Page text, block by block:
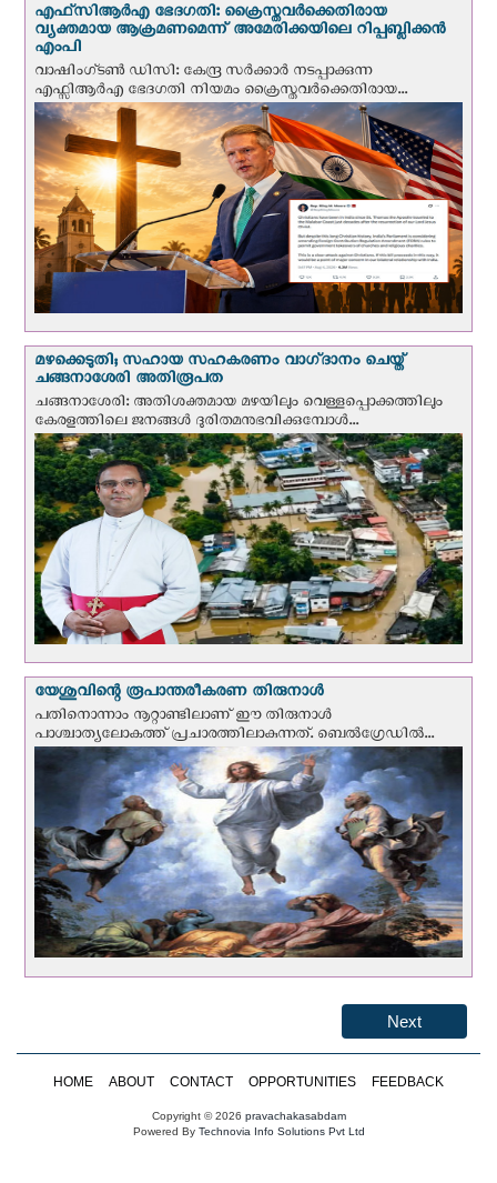
എഫ്‌സി‌ആര്‍‌എ ഭേദഗതി: ക്രൈസ്തവർക്കെതിരായ
വ്യക്തമായ ആക്രമണമെന്ന് അമേരിക്കയിലെ റിപ്പബ്ലിക്കൻ
എംപി
വാഷിംഗ്ടണ്‍ ഡി‌സി: കേന്ദ്ര സർക്കാർ നടപ്പാക്കുന്ന
എഫ്സിആർഎ ഭേദഗതി നിയമം ക്രൈസ്തവർക്കെതിരായ...
മഴക്കെടുതി; സഹായ സഹകരണം വാഗ്‌ദാനം ചെയ്ത്
ചങ്ങനാശേരി അതിരൂപത
ചങ്ങനാശേരി: അതിശക്തമായ മഴയിലും വെള്ളപ്പൊക്കത്തിലും
കേരളത്തിലെ ജനങ്ങൾ ദുരിതമനുഭവിക്കുമ്പോൾ...
യേശുവിന്റെ രൂപാന്തരീകരണ തിരുനാള്‍
പതിനൊന്നാം നൂറ്റാണ്ടിലാണ് ഈ തിരുനാള്‍
പാശ്ചാത്യലോകത്ത് പ്രചാരത്തിലാകുന്നത്. ബെല്‍ഗ്രേഡില്‍...
Next
HOME ABOUT CONTACT OPPORTUNITIES FEEDBACK
Copyright © 2026 pravachakasabdam
Powered ByTechnovia Info Solutions Pvt Ltd